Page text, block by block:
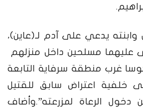
وابنته يدعي على آدم لـ(عاين)،
عليهما مسلحين داخل منزلهم
غرب منطقة سرفاية التابعة
خلفية اعتراض سابق للقتيل
دخول الرعاة لمزرعته”.وأضاف